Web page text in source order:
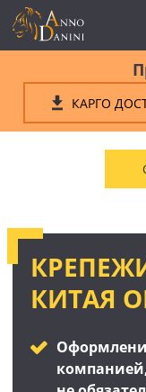
КАРГО
КИТАЯ